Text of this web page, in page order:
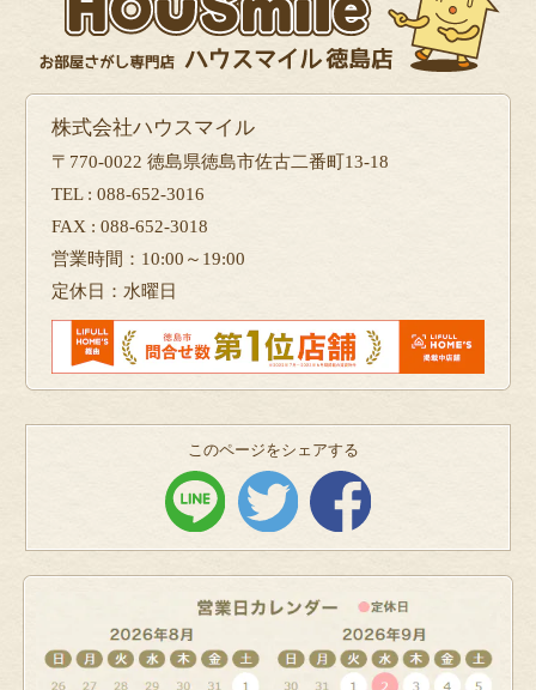
株式会社ハウスマイル
〒770-0022 徳島県徳島市佐古二番町13-18
TEL : 088-652-3016
FAX : 088-652-3018
営業時間：10:00～19:00
定休日：水曜日
このページをシェアする